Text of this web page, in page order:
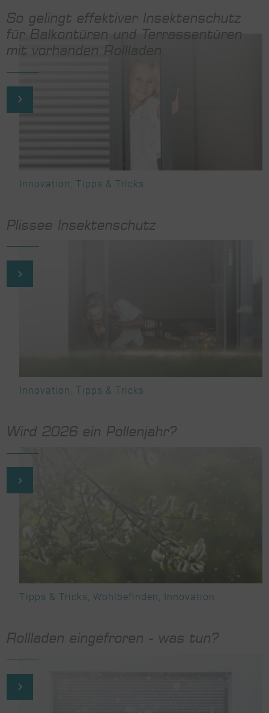
Innovation ,Tipps & Tricks
So gelingt effektiver Insektenschutz
für Balkontüren und Terrassentüren
mit vorhanden Rollladen
Innovation,Tipps & Tricks
Plissee Insektenschutz
Tipps & Tricks, Wohlbefinden, Innovation
Wird 2026 ein Pollenjahr?
Rollladen eingefroren - was tun?